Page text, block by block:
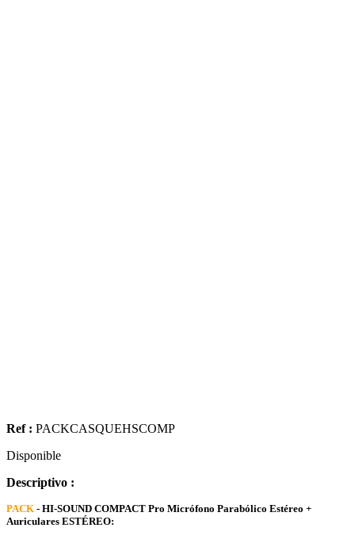
Ref : PACKCASQUEHSCOMP
Disponible
Descriptivo :
PACK - HI-SOUND COMPACT Pro Micrófono Parabólico Estéreo +
Auriculares ESTÉREO: